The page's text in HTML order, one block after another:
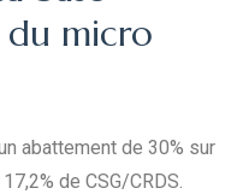
du micro
abattement de 30% sur
de CSG/CRDS.